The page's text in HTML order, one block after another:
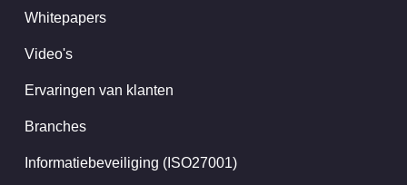
Whitepapers
Video's
Ervaringen van klanten
Branches
Informatiebeveiliging (ISO27001)